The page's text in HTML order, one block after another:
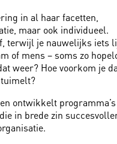
in al haar facetten,
maar ook individueel.
terwijl je nauwelijks iets
of mens – soms zo
weer? Hoe voorkom je
ontwikkelt programma’s
in brede zin